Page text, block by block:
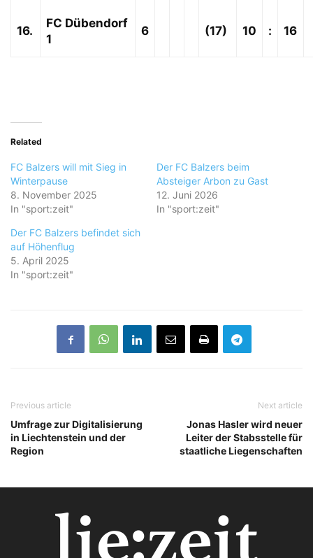
16.
FC Dübendorf
1
6 (17) 10 : 16
Related
FC Balzers will mit Sieg in
Winterpause
8. November 2025
In "sport:zeit"
Der FC Balzers beim
Absteiger Arbon zu Gast
12. Juni 2026
In "sport:zeit"
Der FC Balzers befindet sich
auf Höhenflug
5. April 2025
In "sport:zeit"
Previous article
Umfrage zur Digitalisierung
in Liechtenstein und der
Region
Next article
Jonas Hasler wird neuer
Leiter der Stabsstelle für
staatliche Liegenschaften